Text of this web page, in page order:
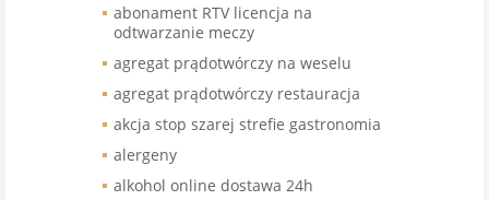
abonament RTV licencja na
odtwarzanie meczy
agregat prądotwórczy na weselu
agregat prądotwórczy restauracja
akcja stop szarej strefie gastronomia
alergeny
alkohol online dostawa 24h